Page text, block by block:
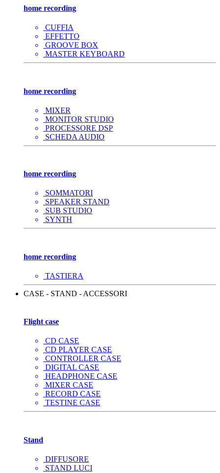
home recording
CUFFIA
EFFETTO
GROOVE BOX
MASTER KEYBOARD
home recording
MIXER
MONITOR STUDIO
PROCESSORE DSP
SCHEDA AUDIO
home recording
SOMMATORI
SPEAKER STAND
SUB STUDIO
SYNTH
home recording
TASTIERA
CASE - STAND - ACCESSORI
Flight case
CD CASE
CD PLAYER CASE
CONTROLLER CASE
DIGITAL CASE
HEADPHONE CASE
MIXER CASE
RECORD CASE
TESTINE CASE
Stand
DIFFUSORE
STAND LUCI